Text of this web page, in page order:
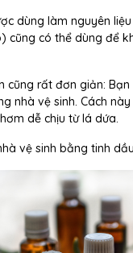
dùng làm nguyên
cũng có thể dùng để
cũng rất đơn giản:
nhà vệ sinh. Cách
dễ chịu từ lá dứa.
vệ sinh bằng tinh dầu